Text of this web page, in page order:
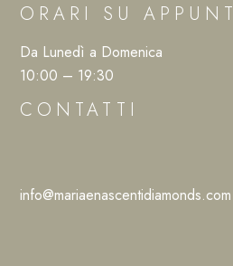
ORARI SU
Da Lunedì a Domenica
10:00 – 19:30
CONTATTI
info@mariaenascentidiamonds.com